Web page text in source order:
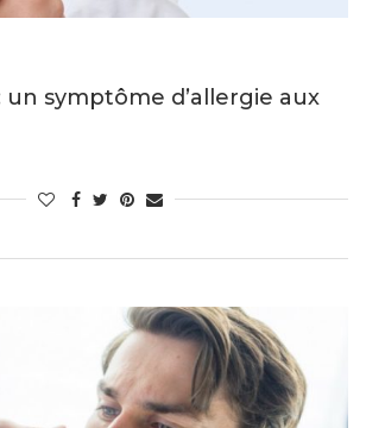
un symptôme d’allergie aux